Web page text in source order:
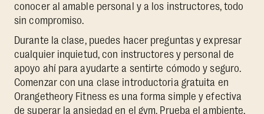
conocer al amable personal y a los instructores, todo
sin compromiso.
Durante la clase, puedes hacer preguntas y expresar
cualquier inquietud, con instructores y personal de
apoyo ahí para ayudarte a sentirte cómodo y seguro.
Comenzar con una clase introductoria gratuita en
Orangetheory Fitness es una forma simple y efectiva
de superar la ansiedad en el gym. Prueba el ambiente,